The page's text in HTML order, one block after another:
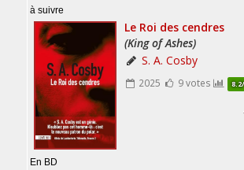
à suivre
En BD